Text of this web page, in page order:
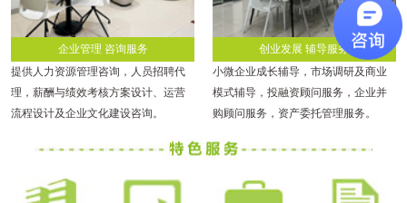
企业管理 咨询服务
提供人力资源管理咨询，人员招聘代
理，薪酬与绩效考核方案设计、运营
流程设计及企业文化建设咨询。
创业发展 辅导服务
小微企业成长辅导，市场调研及商业
模式辅导，投融资顾问服务，企业并
购顾问服务，资产委托管理服务。